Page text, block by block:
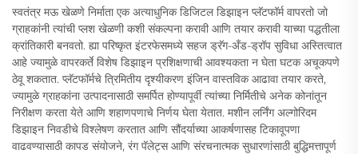
स्वतंत्र मऊ खेळणे निर्माता एक अत्याधुनिक डिजिटल डिझाइन प्लॅटफॉर्म वापरतो जो
ग्राहकांनी त्यांची प्लश खेळणी कशी संकल्पना करावी आणि तयार करावी याच्या पद्धतीला
क्रांतिकारी बनवतो. ह्या परिष्कृत इंटरफेसमध्ये सहज ड्रॅग-अँड-ड्रॉप सुविधा अस्तित्वात
आहे ज्यामुळे वापरकर्ते विशेष डिझाइन प्रशिक्षणाची आवश्यकता न घेता घटक अचूकपणे
ठेवू शकतात. प्लॅटफॉर्मचे त्रिमितीय दृश्यीकरण इंजिन वास्तविक आढावा तयार करते,
ज्यामुळे ग्राहकांना उत्पादनासाठी समर्पित होण्यापूर्वी त्यांच्या निर्मितीचे अनेक कोनांतून
निरीक्षण करता येते आणि शहाणपणाचे निर्णय घेता येतात. मशीन लर्निंग अल्गोरिदम
डिझाइन निवडीचे विश्लेषण करतात आणि सौंदर्याच्या आकर्षणासह टिकावूपणा
वाढवण्यासाठी कापड संयोजने, रंग पॅलेट्स आणि संरचनात्मक सुधारणांसाठी बुद्धिमत्तापूर्ण